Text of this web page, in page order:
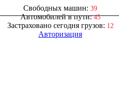
Свободных машин: 39
Автомобилей в пути:45
Застраховано сегодня грузов: 12
Авторизация